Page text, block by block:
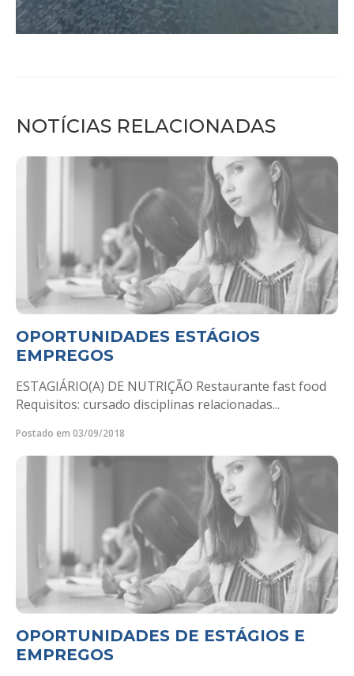
NOTÍCIAS RELACIONADAS
OPORTUNIDADES ESTÁGIOS
EMPREGOS
ESTAGIÁRIO(A) DE NUTRIÇÃO Restaurante fast food
Requisitos: cursado disciplinas relacionadas...
Postado em 03/09/2018
OPORTUNIDADES DE ESTÁGIOS E
EMPREGOS